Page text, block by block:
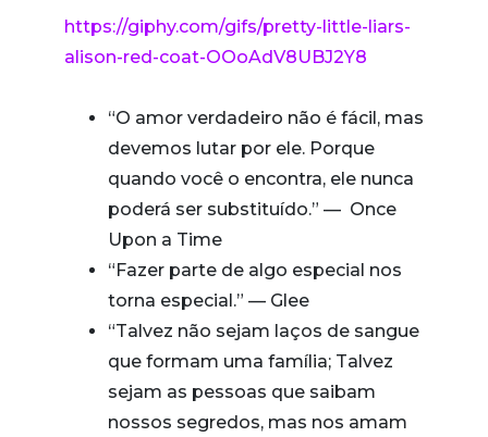
https://giphy.com/gifs/pretty-little-liars-
alison-red-coat-OOoAdV8UBJ2Y8
“O amor verdadeiro não é fácil, mas
devemos lutar por ele. Porque
quando você o encontra, ele nunca
poderá ser substituído.” — Once
Upon a Time
“Fazer parte de algo especial nos
torna especial.” — Glee
“Talvez não sejam laços de sangue
que formam uma família; Talvez
sejam as pessoas que saibam
nossos segredos, mas nos amam